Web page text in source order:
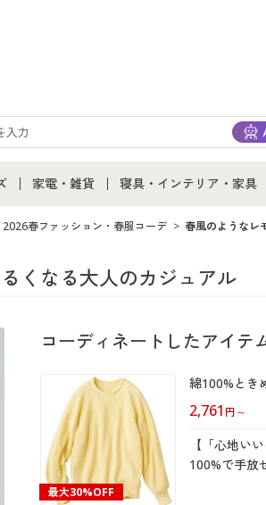
通販すべて
ファッション
家電・雑貨
家電・雑貨すべて
家電
寝具・インテリア・家具
寝具・インテリア・家具
家具・収納
2026春ファッション・春服コーデ 春風のようなレ
くなる大人のカジュアル
コーディネートしたアイテ
綿100%とき
最大30%OFF
2,761 円～
【「心地い
100%で手放